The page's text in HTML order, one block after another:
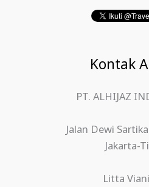
Kontak
PT. ALHIJAZ
Jalan Dewi
Jakarta-
Litta